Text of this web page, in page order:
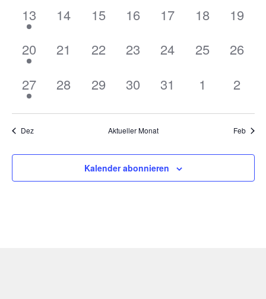
1
Veranstaltung,
13
0
14
0
15
0
16
0
17
0
18
0
19
1
Veranstaltung,
20
0
21
0
22
0
23
0
24
0
25
0
26
1
Veranstaltung,
27
0
28
0
29
0
30
0
31
0
1
0
2
Dez Aktueller Monat Feb
Kalender abonnieren